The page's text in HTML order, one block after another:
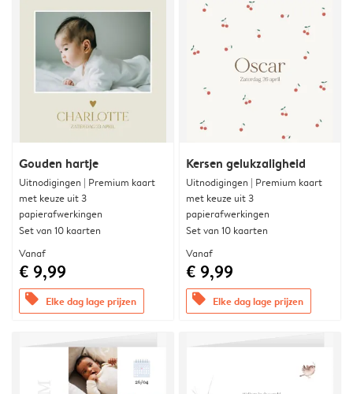
Gouden hartje
Uitnodigingen | Premium kaart
met keuze uit 3
papierafwerkingen
Set van 10 kaarten
Vanaf
€ 9,99
offers Elke dag lage prijzen
Kersen gelukzaligheid
Uitnodigingen | Premium kaart
met keuze uit 3
papierafwerkingen
Set van 10 kaarten
Vanaf
€ 9,99
offers Elke dag lage prijzen